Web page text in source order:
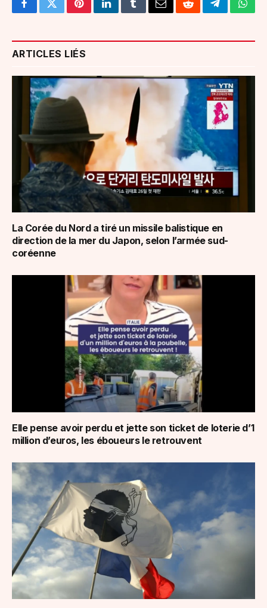
FacebookTwitterPinterestLinkedInTumblrEmailRedditTelegram
ARTICLES LIÉS
La Corée du Nord a tiré un missile balistique en
direction de la mer du Japon, selon l’armée sud-
coréenne
Elle pense avoir perdu et jette son ticket de loterie d’1
million d’euros, les éboueurs le retrouvent